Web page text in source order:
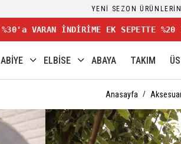
YENİ SEZON
%30'a VARAN İNDİRİME EK SEPETTE
ABİYE ELBİSE ABAYA TAKIM
Anasayfa